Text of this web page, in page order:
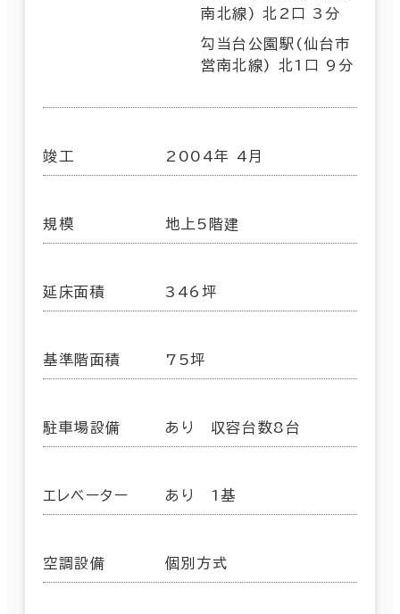
南北線) 北2口 3分
勾当台公園駅(仙台市
営南北線) 北1口 9分
竣工 2004年 4月
規模 地上5階建
延床面積 346坪
基準階面積 75坪
駐車場設備 あり 収容台数8台
エレベーター あり 1基
空調設備 個別方式